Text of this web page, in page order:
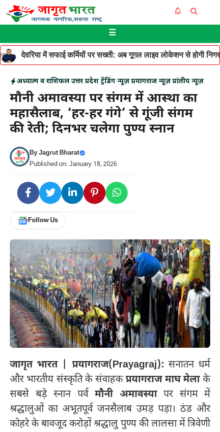
Skip
to
☰
देवरिया में सफाई कर्मियों पर सख्ती: अब गूगल लाइव लोकेशन से होगी
अध्यात्म व राशिफल उत्तर प्रदेश ट्रेंडिंग न्यूज़ प्रयागराज न्यूज़ प्रांतीय न्यूज़
मौनी अमावस्या पर संगम में आस्था का
महासैलाब, ‘हर-हर गंगे’ से गूंजी संगम
की रेती; दिनभर चलेगा पुण्य स्नान
ByJagrut Bharat
Published on: January 18, 2026
Follow Us
जागृत भारत | प्रयागराज(Prayagraj): सनातन धर्म
और भारतीय संस्कृति के संवाहकप्रयागराज माघ मेलाके
सबसे बड़े स्नान पर्व मौनी अमावस्यापर संगम में
श्रद्धालुओं का अभूतपूर्व जनसैलाब उमड़ पड़ा। ठंड और
कोहरे के बावजूद करोड़ों श्रद्धालु पुण्य की लालसा में त्रिवेणी